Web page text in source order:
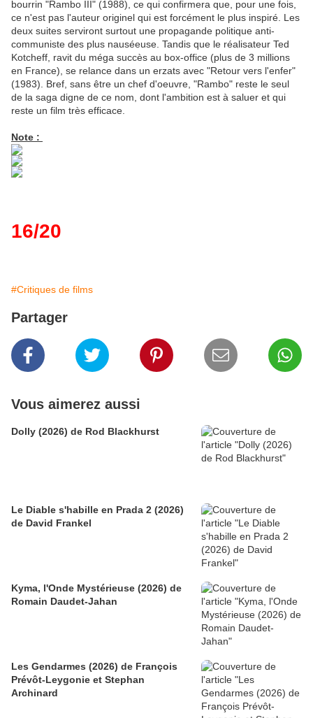
bourrin "Rambo III" (1988), ce qui confirmera que, pour une fois,
ce n'est pas l'auteur originel qui est forcément le plus inspiré. Les
deux suites serviront surtout une propagande politique anti-
communiste des plus nauséeuse. Tandis que le réalisateur Ted
Kotcheff, ravit du méga succès au box-office (plus de 3 millions
en France), se relance dans un erzats avec "Retour vers l'enfer"
(1983). Bref, sans être un chef d'oeuvre, "Rambo" reste le seul
de la saga digne de ce nom, dont l'ambition est à saluer et qui
reste un film très efficace.
Note :
16/20
#Critiques de films
Partager
Vous aimerez aussi
Dolly (2026) de Rod Blackhurst
Le Diable s'habille en Prada 2 (2026)
de David Frankel
Kyma, l'Onde Mystérieuse (2026) de
Romain Daudet-Jahan
Les Gendarmes (2026) de François
Prévôt-Leygonie et Stephan
Archinard